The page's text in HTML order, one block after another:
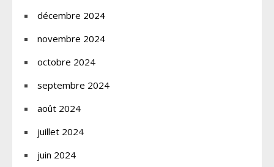
décembre 2024
novembre 2024
octobre 2024
septembre 2024
août 2024
juillet 2024
juin 2024